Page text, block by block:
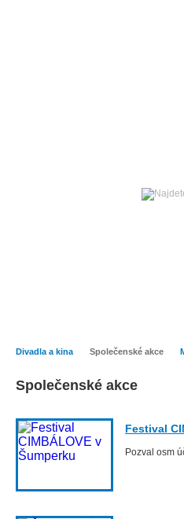
Divadla a kina Společenské akce
Společenské akce
Festival
Pozval osm